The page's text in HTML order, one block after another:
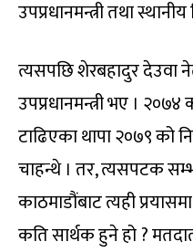
उपप्रधानमन्त्री तथा
त्यसपछि शेरबहादुर देउवा
उपप्रधानमन्त्री भए ।
टाढिएका थापा २०७९ को
चाहन्थे । तर, त्यसपटक
काठमाडौंबाट त्यही
कति सार्थक हुने हो ?